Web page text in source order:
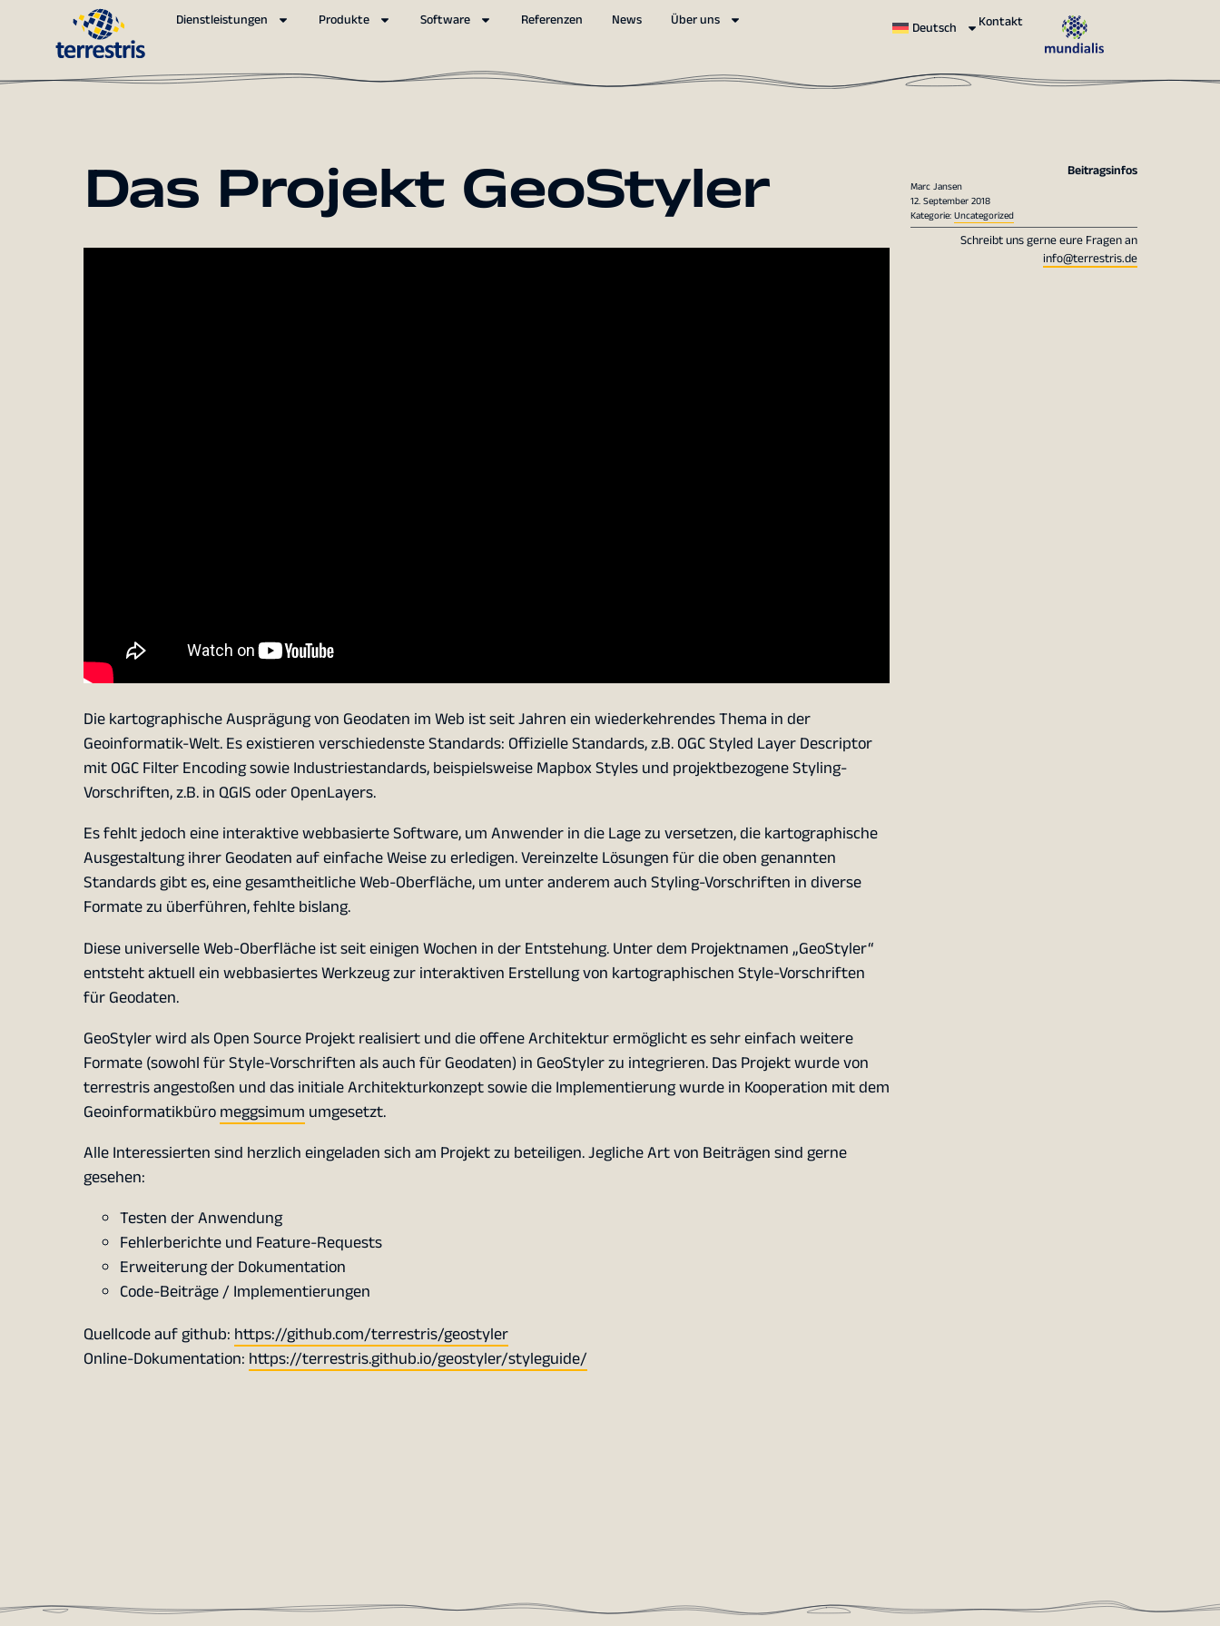
Dienstleistungen Produkte Software Referenzen News Über uns Deutsch Kontakt
Das Projekt GeoStyler
Die kartographische Ausprägung von Geodaten im Web ist seit Jahren ein wiederkehrendes Thema in der
Geoinformatik-Welt. Es existieren verschiedenste Standards: Offizielle Standards, z.B. OGC Styled Layer Descriptor
mit OGC Filter Encoding sowie Industriestandards, beispielsweise Mapbox Styles und projektbezogene Styling-
Vorschriften, z.B. in QGIS oder OpenLayers.
Es fehlt jedoch eine interaktive webbasierte Software, um Anwender in die Lage zu versetzen, die kartographische
Ausgestaltung ihrer Geodaten auf einfache Weise zu erledigen. Vereinzelte Lösungen für die oben genannten
Standards gibt es, eine gesamtheitliche Web-Oberfläche, um unter anderem auch Styling-Vorschriften in diverse
Formate zu überführen, fehlte bislang.
Diese universelle Web-Oberfläche ist seit einigen Wochen in der Entstehung. Unter dem Projektnamen „GeoStyler“
entsteht aktuell ein webbasiertes Werkzeug zur interaktiven Erstellung von kartographischen Style-Vorschriften
für Geodaten.
GeoStyler wird als Open Source Projekt realisiert und die offene Architektur ermöglicht es sehr einfach weitere
Formate (sowohl für Style-Vorschriften als auch für Geodaten) in GeoStyler zu integrieren. Das Projekt wurde von
terrestris angestoßen und das initiale Architekturkonzept sowie die Implementierung wurde in Kooperation mit dem
Geoinformatikbüromeggsimum umgesetzt.
Alle Interessierten sind herzlich eingeladen sich am Projekt zu beteiligen. Jegliche Art von Beiträgen sind gerne
gesehen:
Testen der Anwendung
Fehlerberichte und Feature-Requests
Erweiterung der Dokumentation
Code-Beiträge / Implementierungen
Quellcode auf github: https://github.com/terrestris/geostyler
Online-Dokumentation: https://terrestris.github.io/geostyler/styleguide/
Beitragsinfos
Marc Jansen
12. September 2018
Kategorie:Uncategorized
Schreibt uns gerne eure Fragen an
info@terrestris.de